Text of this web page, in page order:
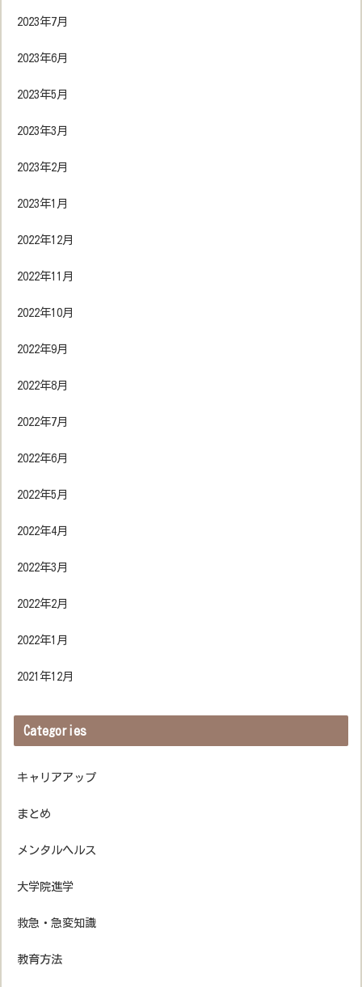
2023年7月
2023年6月
2023年5月
2023年3月
2023年2月
2023年1月
2022年12月
2022年11月
2022年10月
2022年9月
2022年8月
2022年7月
2022年6月
2022年5月
2022年4月
2022年3月
2022年2月
2022年1月
2021年12月
Categories
キャリアアップ
まとめ
メンタルヘルス
大学院進学
救急・急変知識
教育方法